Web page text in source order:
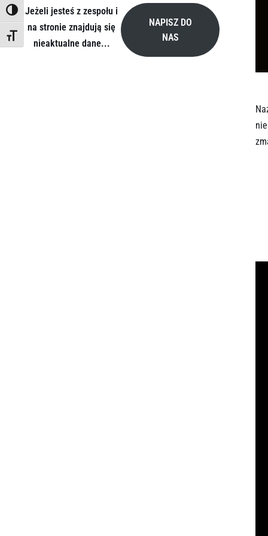
TOGGLE HIGH CONTRAST
TOGGLE FONT SIZE
Jeżeli jesteś z zespołu i
na stronie znajdują się
nieaktualne dane...
NAPISZ DO
NAS